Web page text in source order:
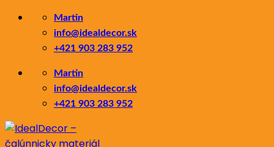
Skip
content
Martin
info@idealdecor.sk
+421 903 283 952
Martin
info@idealdecor.sk
+421 903 283 952